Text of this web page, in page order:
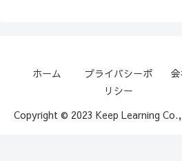
ホーム
プライバシーポ
リシー
Copyright © 2023 Keep Learning